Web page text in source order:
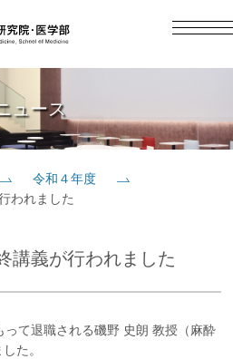
日本語
ュース
令和４年度
われました
講義が行われました
って退職される磯野 史朗 教授（麻酔
た。